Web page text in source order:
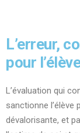
L’erreur,
pour l’élève
L’évaluation qui
sanctionne
dévalorisante, et